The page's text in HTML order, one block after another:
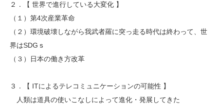
２．【 世界で進行している大変化 】
（１）第4次産業革命
（２）環境破壊しながら我武者羅に突っ走る時代は終わって、世
界はSDGｓ
（３）日本の働き方改革
３．【 ITによるテレコミュニケーションの可能性 】
人類は道具の使いこなしによって進化・発展してきた